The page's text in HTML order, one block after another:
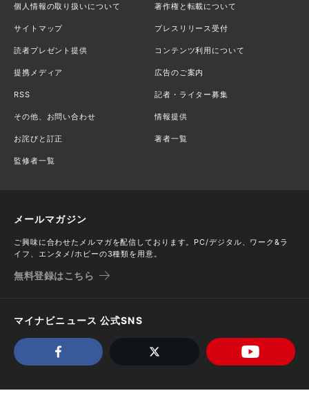
個人情報の取り扱いについて 著作権と転載について
サイトマップ プレスリリース受付
読者プレゼント提供 コンテンツ利用について
提携メディア 広告のご案内
RSS 記者・ライター募集
その他、お問い合わせ 情報提供
お詫びと訂正 著者一覧
監修者一覧
メールマガジン
ご興味に合わせたメルマガを配信しております。PC/デジタル、ワーク&ラ
イフ、エンタメ/ホビーの3種類を用意。
無料登録はこちら
マイナビニュース 公式SNS